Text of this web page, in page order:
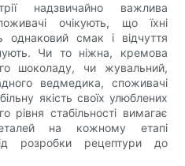
надзвичайно важлива
очікують, що їхні
однаковий смак і відчуття
Чи то ніжна, кремова
шоколаду, чи жувальний,
ведмедика, споживачі
якість своїх улюблених
рівня стабільності вимагає
на кожному етапі
розробки рецептури до